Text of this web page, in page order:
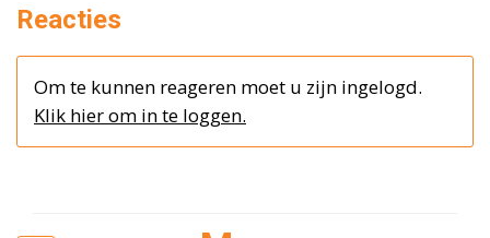
Reacties
Om te kunnen reageren moet u zijn ingelogd.
Klik hier om in te loggen.